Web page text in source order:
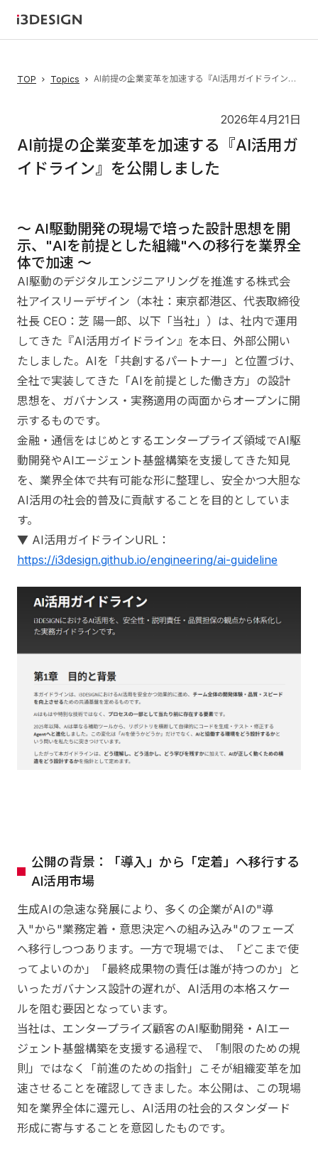
TOP Topics AI前提の企業変革を加速する『AI活用ガイドライン』を公開しました
2026年4月21日
AI前提の企業変革を加速する『AI活用ガ
イドライン』を公開しました
〜 AI駆動開発の現場で培った設計思想を開
示、"AIを前提とした組織"への移行を業界全
体で加速 〜
AI駆動のデジタルエンジニアリングを推進する株式会
社アイスリーデザイン（本社：東京都港区、代表取締役
社長 CEO：芝 陽一郎、以下「当社」）は、社内で運用
してきた『AI活用ガイドライン』を本日、外部公開い
たしました。AIを「共創するパートナー」と位置づけ、
全社で実装してきた「AIを前提とした働き方」の設計
思想を、ガバナンス・実務適用の両面からオープンに開
示するものです。
金融・通信をはじめとするエンタープライズ領域でAI駆
動開発やAIエージェント基盤構築を支援してきた知見
を、業界全体で共有可能な形に整理し、安全かつ大胆な
AI活用の社会的普及に貢献することを目的としていま
す。
▼ AI活用ガイドラインURL：
https://i3design.github.io/engineering/ai-guideline
公開の背景：「導入」から「定着」へ移行する
AI活用市場
生成AIの急速な発展により、多くの企業がAIの"導
入"から"業務定着・意思決定への組み込み"のフェーズ
へ移行しつつあります。一方で現場では、「どこまで使
ってよいのか」「最終成果物の責任は誰が持つのか」と
いったガバナンス設計の遅れが、AI活用の本格スケー
ルを阻む要因となっています。
当社は、エンタープライズ顧客のAI駆動開発・AIエー
ジェント基盤構築を支援する過程で、「制限のための規
則」ではなく「前進のための指針」こそが組織変革を加
速させることを確認してきました。本公開は、この現場
知を業界全体に還元し、AI活用の社会的スタンダード
形成に寄与することを意図したものです。